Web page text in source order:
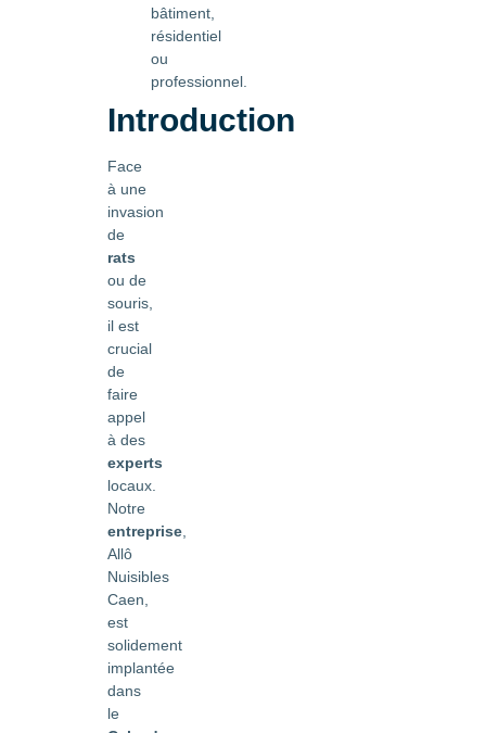
bâtiment,
résidentiel
ou
professionnel.
Introduction
Face
à une
invasion
de
rats
ou de
souris,
il est
crucial
de
faire
appel
à des
experts
locaux.
Notre
entreprise
Allô
Nuisibles
Caen,
est
solidement
implantée
dans
le